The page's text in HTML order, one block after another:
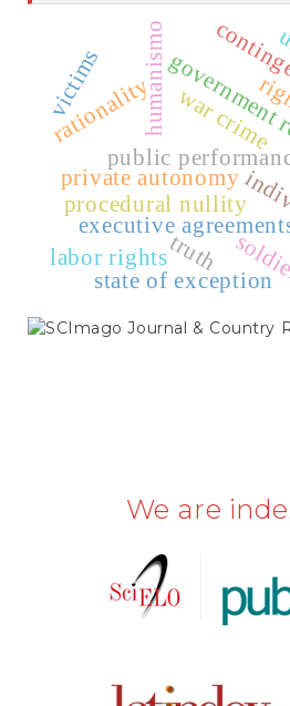
private autonomy
public
humanismo
executive
rationality war crime
procedural nullity
victims
truth
state of exception
labor rights
SCIMAGO
We are